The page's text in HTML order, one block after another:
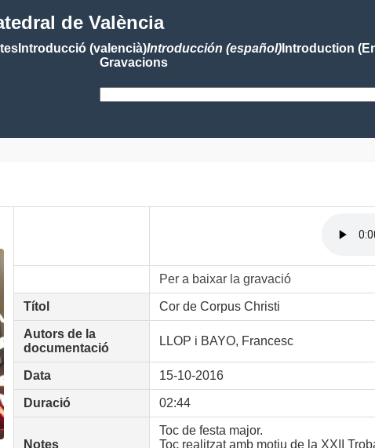
de València
Introducció (valencià)Introducción (español)Introduction
Gravacions
Per a baixar la gravació
Títol Cor de Corpus Christi
Autors de la
documentació
LLOP i BAYO, Francesc
Data 15-10-2016
Duració 02:44
Notes
Toc de festa major.
Toc realitzat amb motiu de la XXII